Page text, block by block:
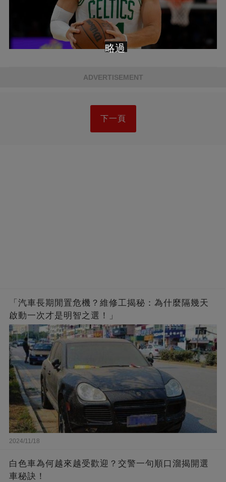
ADVERTISEMENT
下一頁
「汽車長期閒置危機？維修工揭秘：為什麼隔幾天
啟動一次才是明智之選！」
2024/11/18
白色車為何越來越受歡迎？交警一句順口溜揭開選
車秘訣！
略過